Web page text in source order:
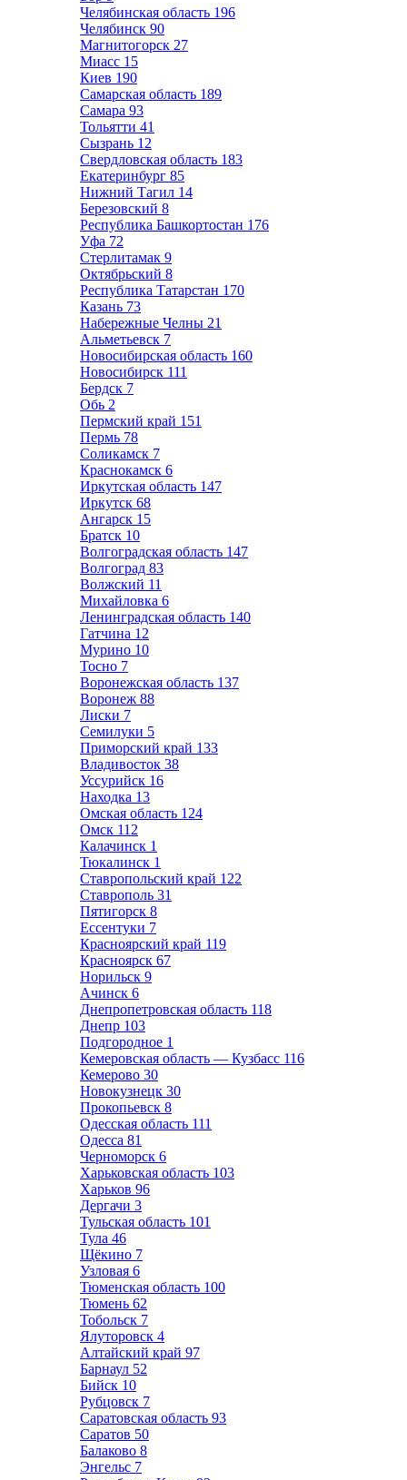
Челябинская область 196
Челябинск 90
Магнитогорск 27
Миасс 15
Киев 190
Самарская область 189
Самара 93
Тольятти 41
Сызрань 12
Свердловская область 183
Екатеринбург 85
Нижний Тагил 14
Березовский 8
Республика Башкортостан 176
Уфа 72
Стерлитамак 9
Октябрьский 8
Республика Татарстан 170
Казань 73
Набережные Челны 21
Альметьевск 7
Новосибирская область 160
Новосибирск 111
Бердск 7
Обь 2
Пермский край 151
Пермь 78
Соликамск 7
Краснокамск 6
Иркутская область 147
Иркутск 68
Ангарск 15
Братск 10
Волгоградская область 147
Волгоград 83
Волжский 11
Михайловка 6
Ленинградская область 140
Гатчина 12
Мурино 10
Тосно 7
Воронежская область 137
Воронеж 88
Лиски 7
Семилуки 5
Приморский край 133
Владивосток 38
Уссурийск 16
Находка 13
Омская область 124
Омск 112
Калачинск 1
Тюкалинск 1
Ставропольский край 122
Ставрополь 31
Пятигорск 8
Ессентуки 7
Красноярский край 119
Красноярск 67
Норильск 9
Ачинск 6
Днепропетровская область 118
Днепр 103
Подгородное 1
Кемеровская область — Кузбасс 116
Кемерово 30
Новокузнецк 30
Прокопьевск 8
Одесская область 111
Одесса 81
Черноморск 6
Харьковская область 103
Харьков 96
Дергачи 3
Тульская область 101
Тула 46
Щёкино 7
Узловая 6
Тюменская область 100
Тюмень 62
Тобольск 7
Ялуторовск 4
Алтайский край 97
Барнаул 52
Бийск 10
Рубцовск 7
Саратовская область 93
Саратов 50
Балаково 8
Энгельс 7